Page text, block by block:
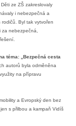
. Děti ze ZŠ zakreslovaly
i nebezpečná a
Byl tak vytvořen
nebezpečná,
téma: „Bezpečná cesta
autorů byla odměněna
na přípravu
a Evropský den bez
s přilbou a kampaň Vidíš